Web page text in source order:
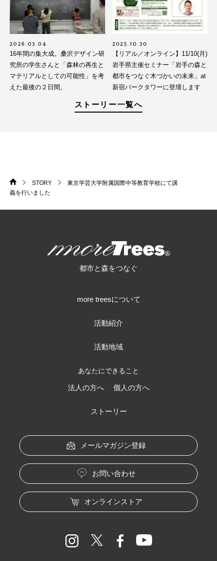
2026.03.04
16年間の集大成。桑沢デザイン研
究所の学生さんと「森林の再生と
マテリアルとしての可能性」を考
えた最後の２日間。
2025.10.30
【リアル／オンライン】11/10(月)
岩手県主催セミナー「岩手の森と
都市をつなぐ木づかいの未来」at
新宿パークタワーに登壇します
ストーリー一覧へ
HOME
>
STORY
東京学芸大学附属国際中等教育学校にて講
義を行いました
都市と森をつなぐ
more treesについて
活動紹介
活動地域
あなたにできること
法人の方へ 個人の方へ
ストーリー
メールマガジン登録
お問い合わせ
オンラインストア